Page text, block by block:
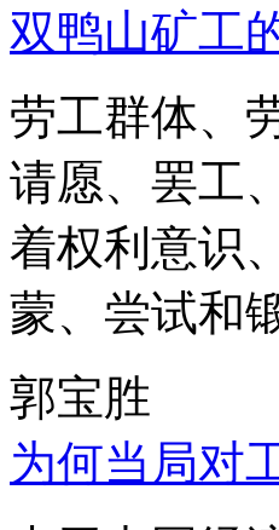
双鸭山矿工
劳工群体、
请愿、罢工
着权利意识
蒙、尝试和
郭宝胜
为何当局对